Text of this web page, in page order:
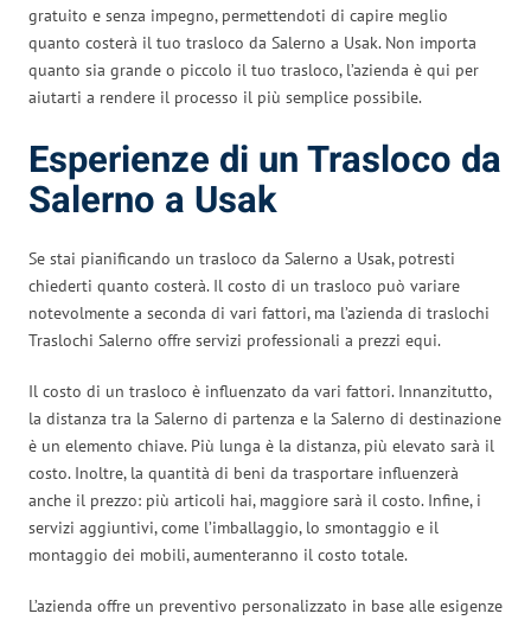
gratuito e senza impegno, permettendoti di capire meglio
quanto costerà il tuo trasloco da Salerno a Usak. Non importa
quanto sia grande o piccolo il tuo trasloco, l’azienda è qui per
aiutarti a rendere il processo il più semplice possibile.
Esperienze di un Trasloco da
Salerno a Usak
Se stai pianificando un trasloco da Salerno a Usak, potresti
chiederti quanto costerà. Il costo di un trasloco può variare
notevolmente a seconda di vari fattori, ma l’azienda di traslochi
Traslochi Salerno offre servizi professionali a prezzi equi.
Il costo di un trasloco è influenzato da vari fattori. Innanzitutto,
la distanza tra la Salerno di partenza e la Salerno di destinazione
è un elemento chiave. Più lunga è la distanza, più elevato sarà il
costo. Inoltre, la quantità di beni da trasportare influenzerà
anche il prezzo: più articoli hai, maggiore sarà il costo. Infine, i
servizi aggiuntivi, come l’imballaggio, lo smontaggio e il
montaggio dei mobili, aumenteranno il costo totale.
L’azienda offre un preventivo personalizzato in base alle esigenze